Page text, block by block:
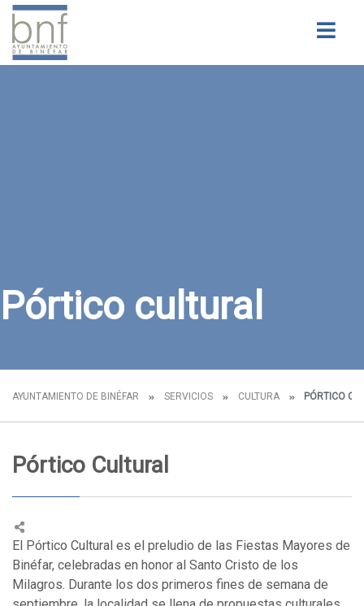
Pórtico cultural
AYUNTAMIENTO DE BINÉFAR SERVICIOS CULTURA PÓRTICO
Pórtico Cultural
El Pórtico Cultural es el preludio de las Fiestas Mayores de
Binéfar, celebradas en honor al Santo Cristo de los
Milagros. Durante los dos primeros fines de semana de